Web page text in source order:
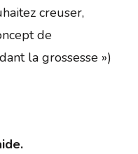
creuser,
de
la grossesse »)